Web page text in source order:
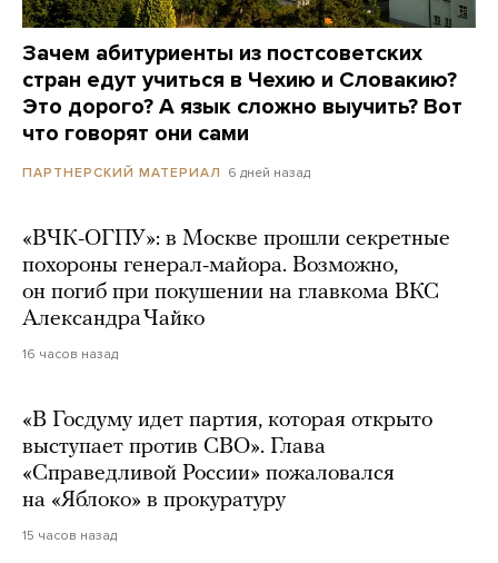
Зачем абитуриенты из постсоветских
стран едут учиться в Чехию и Словакию?
Это дорого? А язык сложно выучить? Вот
что говорят они сами
ПАРТНЕРСКИЙ МАТЕРИАЛ 6 дней назад
«ВЧК-ОГПУ»: в Москве прошли секретные
похороны генерал-майора. Возможно,
он погиб при покушении на главкома ВКС
Александра Чайко
16 часов назад
«В Госдуму идет партия, которая открыто
выступает против СВО». Глава
«Справедливой России» пожаловался
на «Яблоко» в прокуратуру
15 часов назад